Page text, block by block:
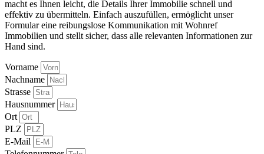
macht es Ihnen leicht, die Details Ihrer Immobilie schnell und
effektiv zu übermitteln. Einfach auszufüllen, ermöglicht unser
Formular eine reibungslose Kommunikation mit Wohnref
Immobilien und stellt sicher, dass alle relevanten Informationen zur
Hand sind.
Vorname
Nachname
Strasse
Hausnummer
Ort
PLZ
E-Mail